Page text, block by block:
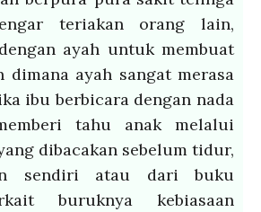
teriakan orang lain,
ayah untuk membuat
dimana ayah sangat merasa
ibu berbicara dengan nada
tahu anak melalui
dibacakan sebelum tidur,
sendiri atau dari buku
buruknya kebiasaan